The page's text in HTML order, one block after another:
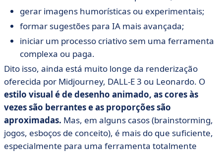
gerar imagens humorísticas ou experimentais;
formar sugestões para IA mais avançada;
iniciar um processo criativo sem uma ferramenta
complexa ou paga.
Dito isso, ainda está muito longe da renderização
oferecida por Midjourney, DALL-E 3 ou Leonardo. O
estilo visual é de desenho animado, as cores às
vezes são berrantes e as proporções são
aproximadas. Mas, em alguns casos (brainstorming,
jogos, esboços de conceito), é mais do que suficiente,
especialmente para uma ferramenta totalmente